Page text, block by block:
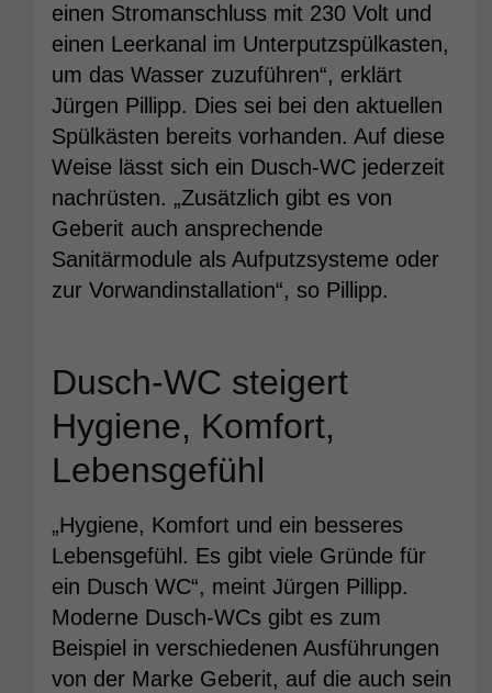
einen Stromanschluss mit 230 Volt und
einen Leerkanal im Unterputzspülkasten,
um das Wasser zuzuführen“, erklärt
Jürgen Pillipp. Dies sei bei den aktuellen
Spülkästen bereits vorhanden. Auf diese
Weise lässt sich ein Dusch-WC jederzeit
nachrüsten. „Zusätzlich gibt es von
Geberit auch ansprechende
Sanitärmodule als Aufputzsysteme oder
zur Vorwandinstallation“, so Pillipp.
Dusch-WC steigert
Hygiene, Komfort,
Lebensgefühl
„Hygiene, Komfort und ein besseres
Lebensgefühl. Es gibt viele Gründe für
ein Dusch WC“, meint Jürgen Pillipp.
Moderne Dusch-WCs gibt es zum
Beispiel in verschiedenen Ausführungen
von der Marke Geberit, auf die auch sein